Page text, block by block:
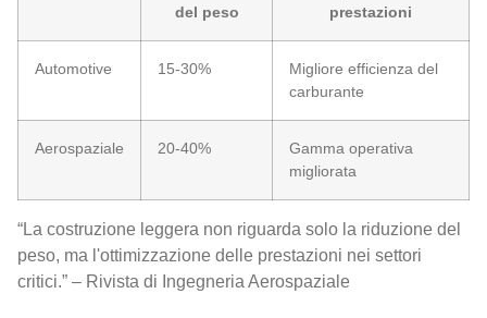
del peso
prestazioni
Automotive 15-30%
Migliore efficienza del
carburante
Aerospaziale 20-40%
Gamma operativa
migliorata
“La costruzione leggera non riguarda solo la riduzione del
peso, ma l'ottimizzazione delle prestazioni nei settori
critici.” – Rivista di Ingegneria Aerospaziale